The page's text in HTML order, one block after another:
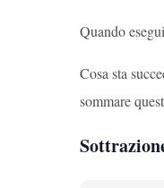
Quando
Cosa sta
sommare